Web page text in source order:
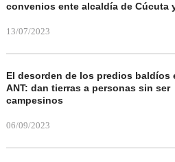
convenios ente alcaldía de Cúcuta
13/07/2023
El desorden de los predios baldíos
ANT: dan tierras a personas sin ser
campesinos
06/09/2023